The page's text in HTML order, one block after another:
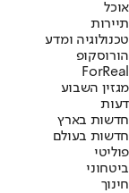
אוכל
תיירות
טכנולוגיה ומדע
הורוסקופ
ForReal
מגזין השבוע
דעות
חדשות בארץ
חדשות בעולם
פוליטי
ביטחוני
חינוך